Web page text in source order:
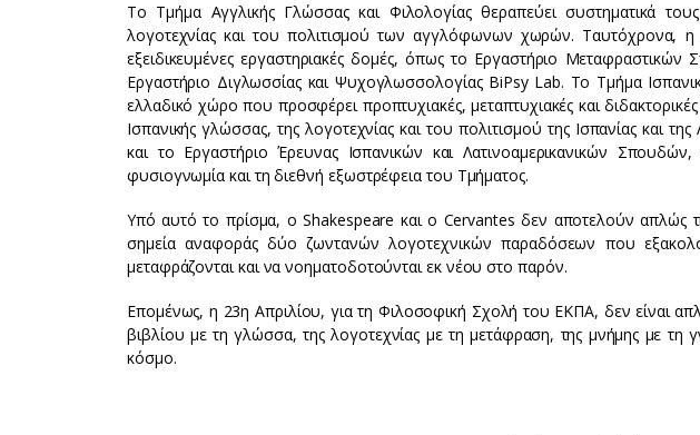
Το Τμήμα Αγγλικής Γλώσσας και Φιλολογίας θεραπεύει συστηματικά
λογοτεχνίας και του πολιτισμού των αγγλόφωνων χωρών. Ταυτόχρονα, η
εξειδικευμένες εργαστηριακές δομές, όπως το Εργαστήριο
Εργαστήριο Διγλωσσίας και Ψυχογλωσσολογίας BiPsy Lab. Το Τμήμα
ελλαδικό χώρο που προσφέρει προπτυχιακές, μεταπτυχιακές και
Ισπανικής γλώσσας, της λογοτεχνίας και του πολιτισμού της Ισπανίας και
και το Εργαστήριο Έρευνας Ισπανικών και Λατινοαμερικανικών
φυσιογνωμία και τη διεθνή εξωστρέφεια του Τμήματος.
Υπό αυτό το πρίσμα, ο Shakespeare και ο Cervantes δεν αποτελούν απλώς
σημεία αναφοράς δύο ζωντανών λογοτεχνικών παραδόσεων που
μεταφράζονται και να νοηματοδοτούνται εκ νέου στο παρόν.
Επομένως, η 23η Απριλίου, για τη Φιλοσοφική Σχολή του ΕΚΠΑ, δεν είναι
βιβλίου με τη γλώσσα, της λογοτεχνίας με τη μετάφραση, της μνήμης με
κόσμο.